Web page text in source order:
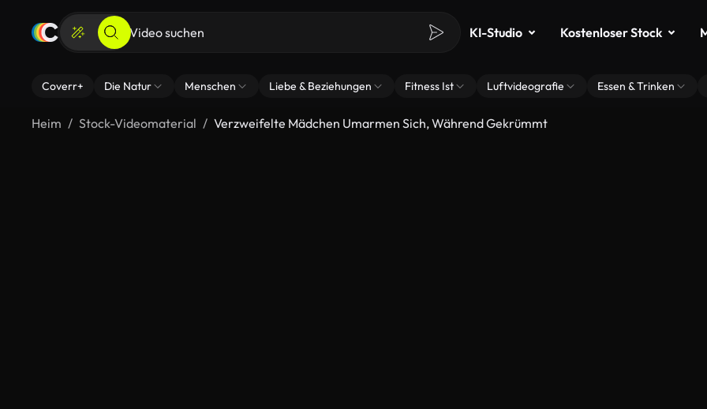
KI-Studio Kostenloser Stock
Coverr+ Die Natur Menschen Liebe & Beziehungen Fitness Ist Luftvideografie Essen & Trinken
Heim Stock-Videomaterial Verzweifelte Mädchen Umarmen Sich, Während Gekrümmt